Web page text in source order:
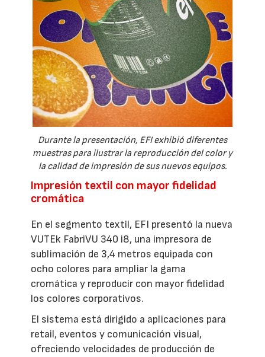
Durante la presentación, EFI exhibió diferentes
muestras para ilustrar la reproducción del color y
la calidad de impresión de sus nuevos equipos.
Impresión textil con mayor fidelidad
cromática
En el segmento textil, EFI presentó la nueva
VUTEk FabriVU 340 i8, una impresora de
sublimación de 3,4 metros equipada con
ocho colores para ampliar la gama
cromática y reproducir con mayor fidelidad
los colores corporativos.
El sistema está dirigido a aplicaciones para
retail, eventos y comunicación visual,
ofreciendo velocidades de producción de